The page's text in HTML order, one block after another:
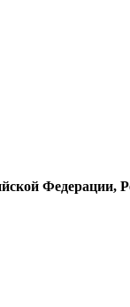
Федерации,